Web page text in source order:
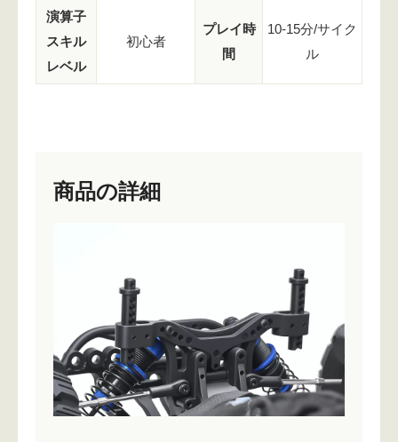
演算子
スキル
レベル
初心者
プレイ時
間
10-15分/サイク
ル
商品の詳細